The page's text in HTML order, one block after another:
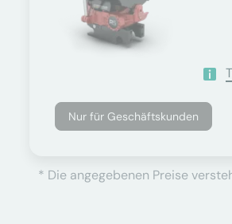
Nur für Geschäftskunden
* Die angegebenen Preise